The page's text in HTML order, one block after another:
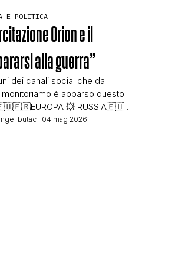
E POLITICA
Orion e il
alla guerra”
dei canali social che da
è apparso questo
💥 RUSSIA🇪🇺
si sta preparando alla
butac| 04 mag 2026